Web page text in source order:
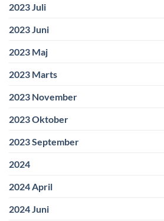
2023 Juli
2023 Juni
2023 Maj
2023 Marts
2023 November
2023 Oktober
2023 September
2024
2024 April
2024 Juni